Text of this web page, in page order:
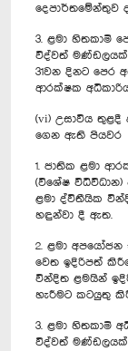
දෙපාර්තමේන්තුව
3. ළමා හිතකාමි
විද්වත් මණ්ඩලයක්
31වන දිනට පෙර
ආරක්ෂක
(vi) උසාවිය
ගෙන ඇති පියවර
1. ජාතික ළමා
(විශේෂ
ළමා ද්විතීයික
හඳුන්වා දී ඇත.
2. ළමා
වෙත ඉදිරිපත්
වින්දිත ළමයින්
හැරීමට කටයුතු
3. ළමා හිතකාමි
විද්වත් මණ්ඩලයක්